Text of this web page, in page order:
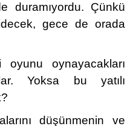
duramıyordu. Çünkü
gece de orada
oynayacakları
Yoksa bu yatılı
düşünmenin ve